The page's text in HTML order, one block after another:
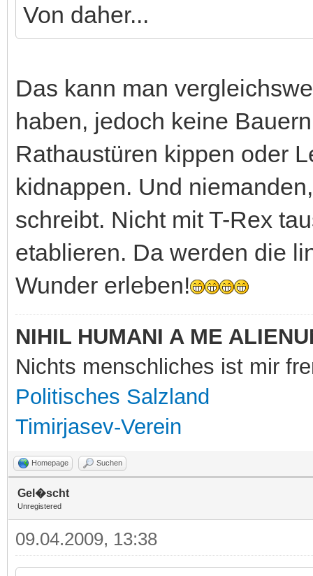
Von daher...
Das kann man
haben, jedoch keine
Rathaustüren kippen oder
kidnappen. Und
schreibt. Nicht mit T-Rex
etablieren. Da werden die
Wunder erleben!
NIHIL HUMANI A ME
Nichts menschliches ist mir
Politisches Salzland
Timirjasev-Verein
Homepage Suchen
Gel�scht
Unregistered
09.04.2009, 13:38